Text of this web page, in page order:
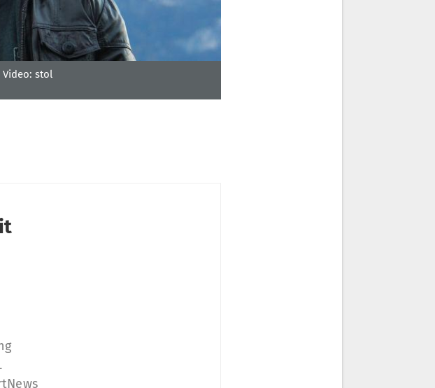
Video: stol